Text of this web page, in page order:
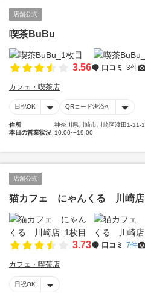
店舗公式
喫茶BuBu
3.56 口コミ 3件
カフェ・喫茶店
日祝OK QRコード決済可
住所
神奈川県川崎市川崎区渡田1-11-1
本日の営業状況 10:00〜19:00
店舗公式
猫カフェ にゃんくる 川崎店
3.73 口コミ 7件
カフェ・喫茶店
日祝OK